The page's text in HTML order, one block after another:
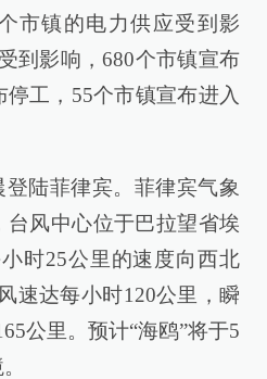
市镇的电力供应受到影
到影响，680个市镇宣布
工，55个市镇宣布进入
登陆菲律宾。菲律宾气象
风中心位于巴拉望省埃
时25公里的速度向西北
速达每小时120公里，瞬
公里。预计“海鸥”将于5